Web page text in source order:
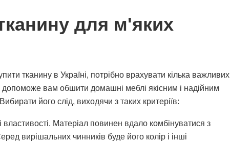
для м'яких
тканину в Україні, потрібно врахувати кілька важливих
вам обшити домашні меблі якісним і надійним
його слід, виходячи з таких критеріїв:
властивості. Матеріал повинен вдало комбінуватися з
вирішальних чинників буде його колір і інші